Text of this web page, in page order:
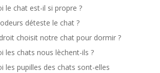
le chat est-il si propre ?
déteste le chat ?
choisit notre chat pour dormir ?
les chats nous lèchent-ils ?
les pupilles des chats sont-elles